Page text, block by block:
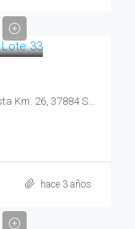
hace 3 años